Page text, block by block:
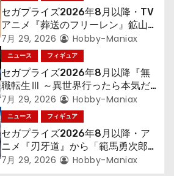
セガプライズ2026年8月以降・TV
アニメ『葬送のフリーレン』鉱山で
300年働くことになっっちゃった
「フリーレン」を立体化！
7月 29, 2026 Hobby-Maniax
ニュース フィギュア
セガプライズ2026年8月以降『無
職転生Ⅲ ～異世界行ったら本気だ
す～』から「ロキシー」のフィギュ
アが登場！
7月 29, 2026 Hobby-Maniax
ニュース フィギュア
セガプライズ2026年8月以降・ア
ニメ『刃牙道』から「範馬勇次郎」
が登場ッッ!!
7月 29, 2026 Hobby-Maniax